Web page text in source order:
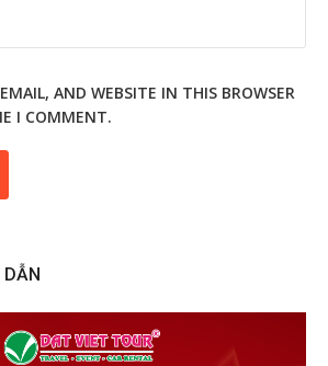
AND WEBSITE IN THIS BROWSER
I COMMENT.